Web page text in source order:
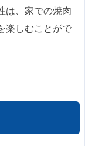
は、家での焼肉
楽しむことがで